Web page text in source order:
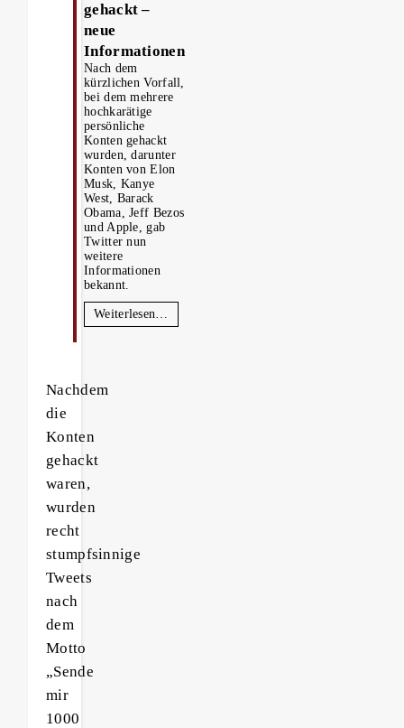
gehackt –
neue
Informationen
Nach dem
kürzlichen Vorfall,
bei dem mehrere
hochkarätige
persönliche
Konten gehackt
wurden, darunter
Konten von Elon
Musk, Kanye
West, Barack
Obama, Jeff Bezos
und Apple, gab
Twitter nun
weitere
Informationen
bekannt.
Weiterlesen…
Nachdem
die
Konten
gehackt
waren,
wurden
recht
stumpfsinnige
Tweets
nach
dem
Motto
„Sende
mir
1000